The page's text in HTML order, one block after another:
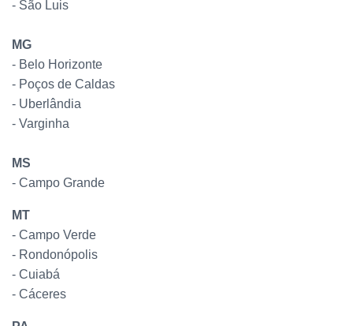
- São Luis
MG
- Belo Horizonte
- Poços de Caldas
- Uberlândia
- Varginha
MS
- Campo Grande
MT
- Campo Verde
- Rondonópolis
- Cuiabá
- Cáceres